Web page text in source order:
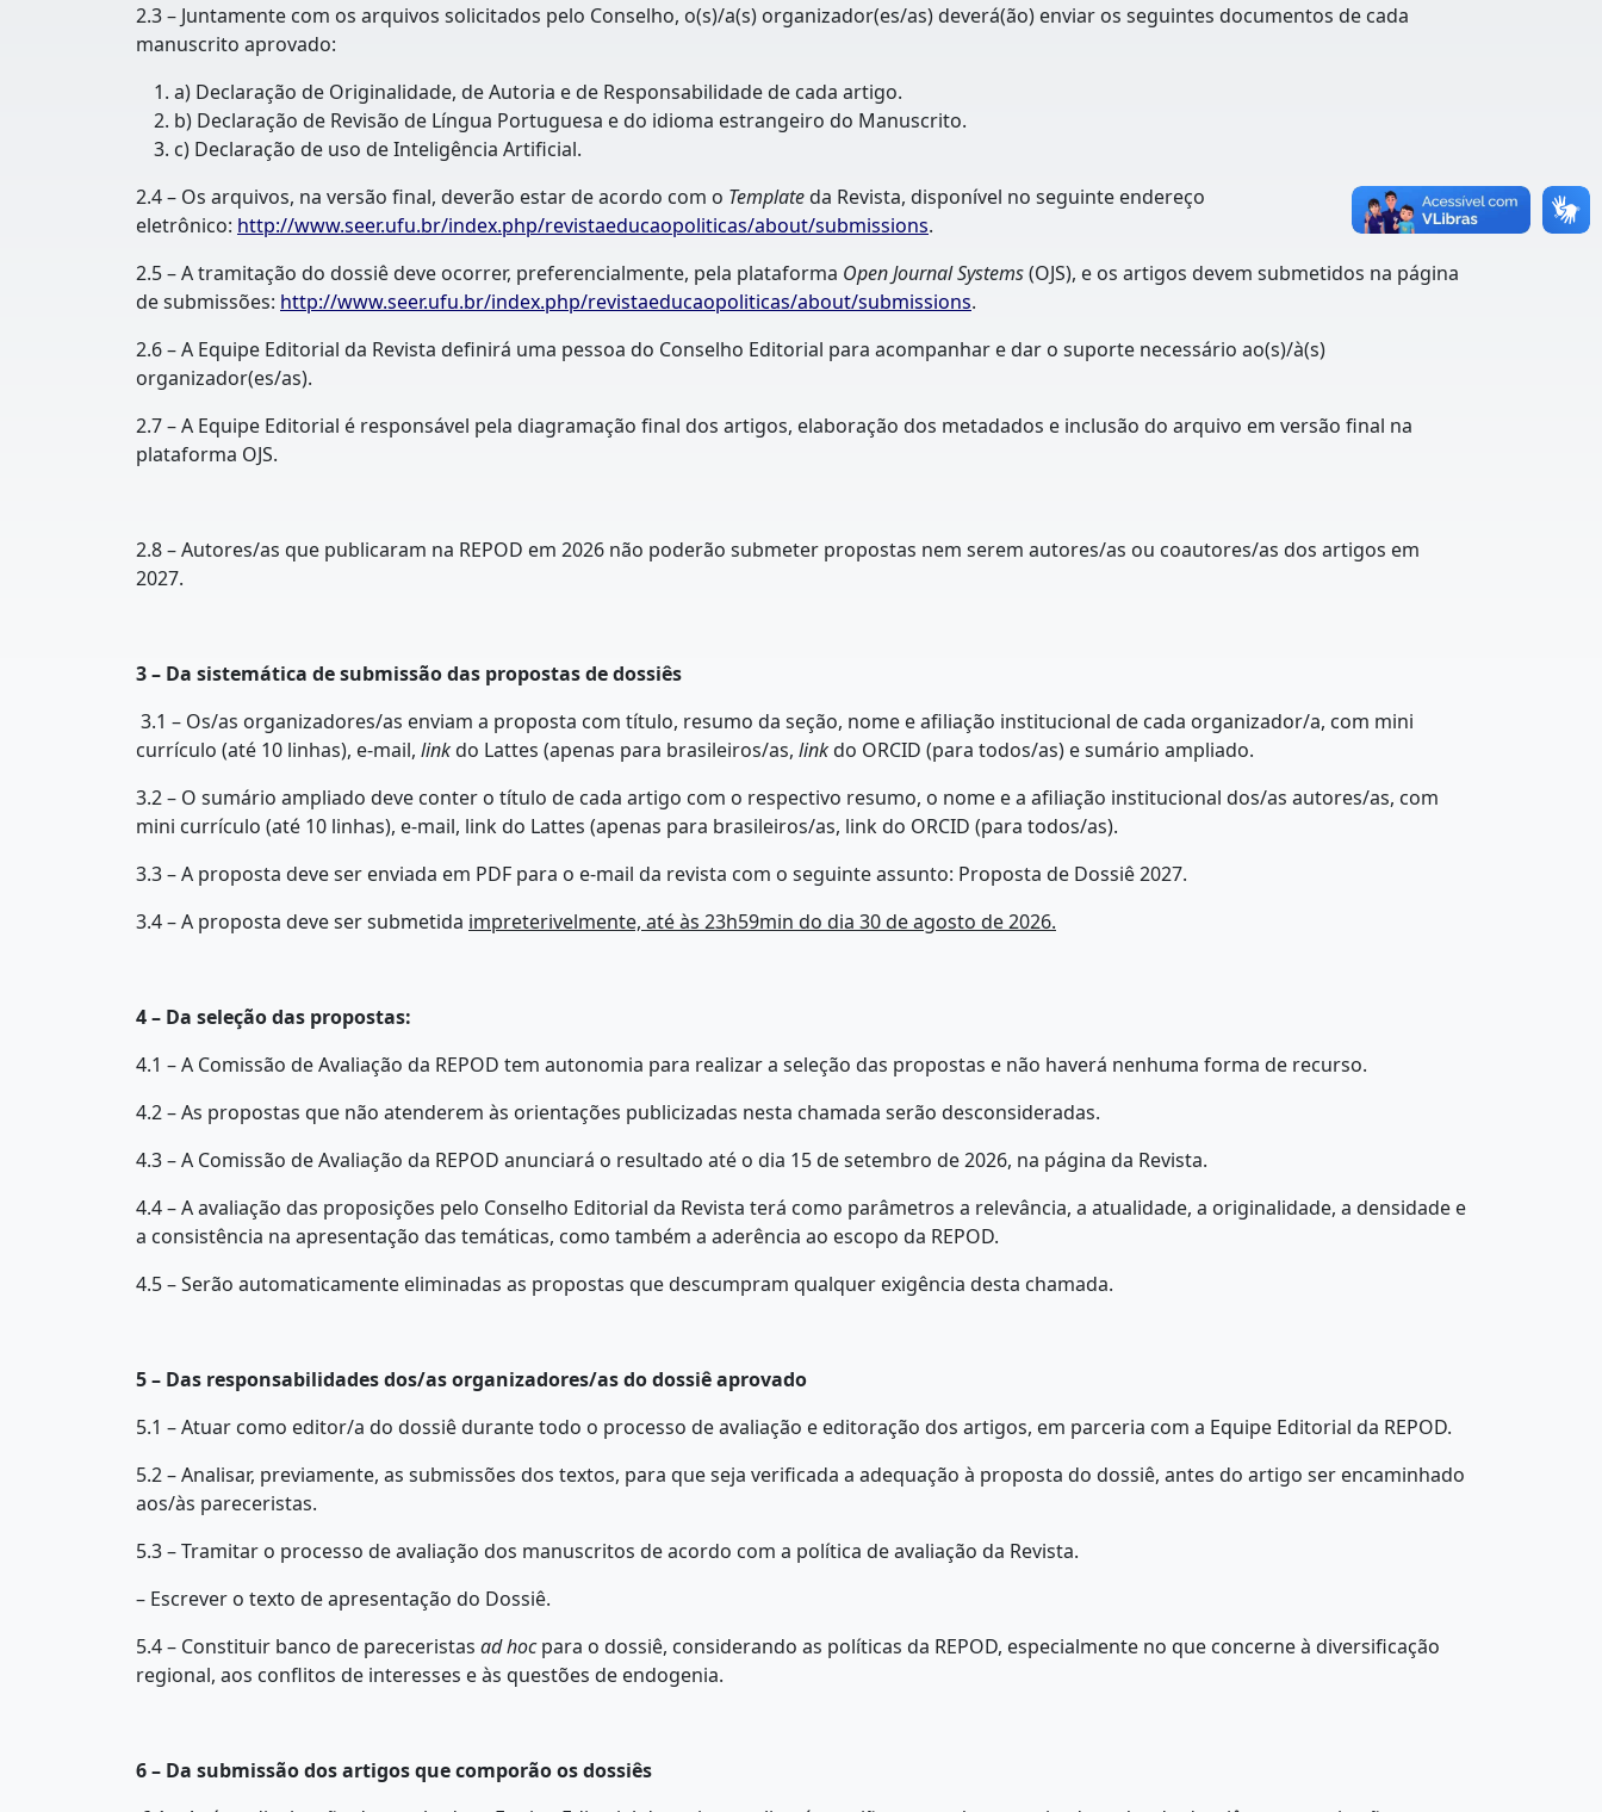
2.3 – Juntamente com os arquivos solicitados pelo Conselho, o(s)/a(s) organizador(es/as) deverá(ão) enviar os seguintes documentos de cada
manuscrito aprovado:
a) Declaração de Originalidade, de Autoria e de Responsabilidade de cada artigo.
b) Declaração de Revisão de Língua Portuguesa e do idioma estrangeiro do Manuscrito.
c) Declaração de uso de Inteligência Artificial.
2.4 – Os arquivos, na versão final, deverão estar de acordo com o Templateda Revista, disponível no seguinte endereço
eletrônico: http://www.seer.ufu.br/index.php/revistaeducaopoliticas/about/submissions.
2.5 – A tramitação do dossiê deve ocorrer, preferencialmente, pela plataforma Open Journal Systems(OJS), e os artigos devem submetidos na página
de submissões: http://www.seer.ufu.br/index.php/revistaeducaopoliticas/about/submissions.
2.6 – A Equipe Editorial da Revista definirá uma pessoa do Conselho Editorial para acompanhar e dar o suporte necessário ao(s)/à(s)
organizador(es/as).
2.7 – A Equipe Editorial é responsável pela diagramação final dos artigos, elaboração dos metadados e inclusão do arquivo em versão final na
plataforma OJS.
2.8 – Autores/as que publicaram na REPOD em 2026 não poderão submeter propostas nem serem autores/as ou coautores/as dos artigos em
2027.
3 – Da sistemática de submissão das propostas de dossiês
3.1 – Os/as organizadores/as enviam a proposta com título, resumo da seção, nome e afiliação institucional de cada organizador/a, com mini
currículo (até 10 linhas), e-mail, linkdo Lattes (apenas para brasileiros/as, linkdo ORCID (para todos/as) e sumário ampliado.
3.2 – O sumário ampliado deve conter o título de cada artigo com o respectivo resumo, o nome e a afiliação institucional dos/as autores/as, com
mini currículo (até 10 linhas), e-mail, link do Lattes (apenas para brasileiros/as, link do ORCID (para todos/as).
3.3 – A proposta deve ser enviada em PDF para o e-mail da revista com o seguinte assunto: Proposta de Dossiê 2027.
3.4 – A proposta deve ser submetida impreterivelmente, até às 23h59min do dia 30 de agosto de 2026.
4 – Da seleção das propostas:
4.1 – A Comissão de Avaliação da REPOD tem autonomia para realizar a seleção das propostas e não haverá nenhuma forma de recurso.
4.2 – As propostas que não atenderem às orientações publicizadas nesta chamada serão desconsideradas.
4.3 – A Comissão de Avaliação da REPOD anunciará o resultado até o dia 15 de setembro de 2026, na página da Revista.
4.4 – A avaliação das proposições pelo Conselho Editorial da Revista terá como parâmetros a relevância, a atualidade, a originalidade, a densidade e
a consistência na apresentação das temáticas, como também a aderência ao escopo da REPOD.
4.5 – Serão automaticamente eliminadas as propostas que descumpram qualquer exigência desta chamada.
5 – Das responsabilidades dos/as organizadores/as do dossiê aprovado
5.1 – Atuar como editor/a do dossiê durante todo o processo de avaliação e editoração dos artigos, em parceria com a Equipe Editorial da REPOD.
5.2 – Analisar, previamente, as submissões dos textos, para que seja verificada a adequação à proposta do dossiê, antes do artigo ser encaminhado
aos/às pareceristas.
5.3 – Tramitar o processo de avaliação dos manuscritos de acordo com a política de avaliação da Revista.
– Escrever o texto de apresentação do Dossiê.
5.4 – Constituir banco de pareceristas ad hocpara o dossiê, considerando as políticas da REPOD, especialmente no que concerne à diversificação
regional, aos conflitos de interesses e às questões de endogenia.
6 – Da submissão dos artigos que comporão os dossiês